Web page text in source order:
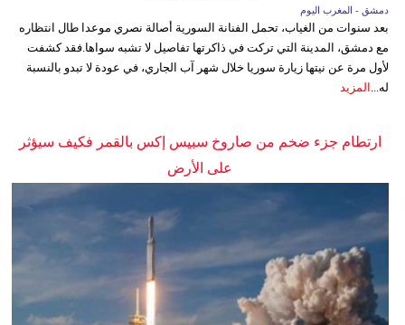
دمشق - المغرب اليوم
بعد سنوات من الغياب، تحمل الفنانة السورية أصالة نصري موعدا طال انتظاره
مع دمشق، المدينة التي تركت في ذاكرتها تفاصيل لا تشبه سواها.فقد كشفت
لأول مرة عن نيتها زيارة سوريا خلال شهر آب الجاري، في عودة لا تبدو بالنسبة
له... المزيد
ارتطام جزء ضخم من صاروخ سبيس إكس بالقمر فكيف سيؤثر
على الأرض